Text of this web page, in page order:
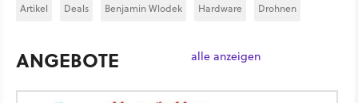
Artikel Deals Benjamin Wlodek Hardware Drohnen
ANGEBOTE alle anzeigen